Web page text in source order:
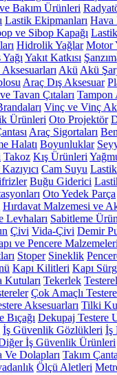
Bakım Ürünleri
Lastik Ekipmanları Hava
ve Sibop Kapağı
Hidrolik Yağlar Motor
Yakıt Katkısı
Akü Akü
Araç Dış Aksesuar
Tavan Çıtaları Tampon
Vinç ve Vinç
Ürünleri Oto Projektör
Araç Sigortaları
Halatı Boyunluklar
Takoz Kış Ürünleri
Cam Suyu
Buğu Giderici
Oto Yedek Parça
Hırdavat Malzemesi ve
Levhaları Sabitleme
Çivi Vida-Çivi Demir
ve Pencere Malzemeleri
Stoper Sineklik
Kapı Kilitleri Kapı
Kutuları Tekerlek
Çok Amaçlı
Aksesuarları Tilki
Bıçağı Dekupaj Testere
İş Güvenlik Gözlükleri İş
İş Güvenlik Ürünleri
Ve Dolapları Takım
Ölçü Aletleri